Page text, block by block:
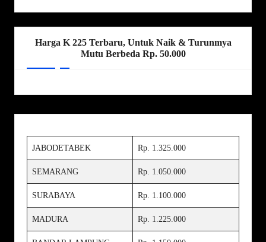
Harga K 225 Terbaru, Untuk Naik & Turunmya
Mutu Berbeda Rp. 50.000
JABODETABEK Rp. 1.325.000
SEMARANG Rp. 1.050.000
SURABAYA Rp. 1.100.000
MADURA Rp. 1.225.000